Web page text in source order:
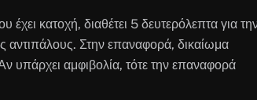
κατοχή, διαθέτει 5 δευτερόλεπτα για
αντιπάλους. Στην επαναφορά, δικαίωμα
υπάρχει αμφιβολία, τότε την επαναφορά